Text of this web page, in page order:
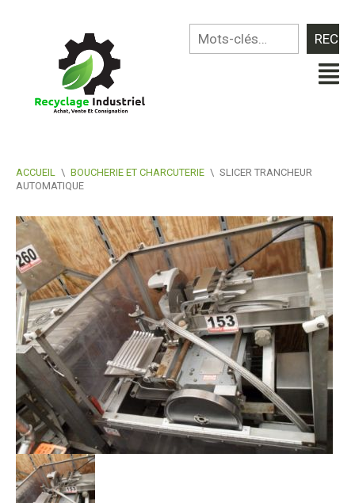
ACCUEIL \ BOUCHERIE ET CHARCUTERIE \ SLICER TRANCHEUR
AUTOMATIQUE